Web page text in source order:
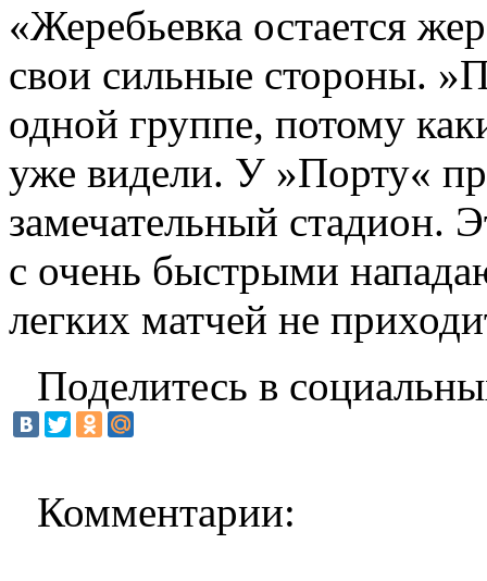
«Жеребьевка остается
свои сильные стороны.
одной группе, потому
уже видели. У »Порту«
замечательный стадион.
с очень быстрыми
легких матчей не
Поделитесь в
Комментарии: